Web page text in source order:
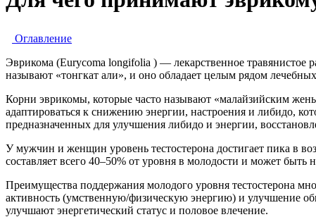
Оглавление
Эврикома (Eurycoma longifolia ) — лекарственное
называют «тонгкат али», и оно обладает целым рядом
Корни эврикомы, которые часто называют «малайзийским
адаптироваться к снижению энергии, настроения и либидо,
предназначенных для улучшения либидо и энергии,
У мужчин и женщин уровень тестостерона достигает пика в
составляет всего 40–50% от уровня в молодости и может
Преимущества поддержания молодого уровня тестостерона
активность (умственную/физическую энергию) и улучшение
улучшают энергетический статус и половое влечение.